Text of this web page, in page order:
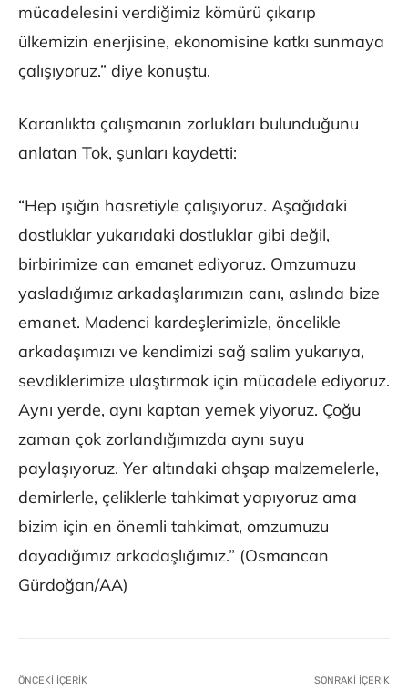
mücadelesini verdiğimiz kömürü çıkarıp
ülkemizin enerjisine, ekonomisine katkı sunmaya
çalışıyoruz.” diye konuştu.
Karanlıkta çalışmanın zorlukları bulunduğunu
anlatan Tok, şunları kaydetti:
“Hep ışığın hasretiyle çalışıyoruz. Aşağıdaki
dostluklar yukarıdaki dostluklar gibi değil,
birbirimize can emanet ediyoruz. Omzumuzu
yasladığımız arkadaşlarımızın canı, aslında bize
emanet. Madenci kardeşlerimizle, öncelikle
arkadaşımızı ve kendimizi sağ salim yukarıya,
sevdiklerimize ulaştırmak için mücadele ediyoruz.
Aynı yerde, aynı kaptan yemek yiyoruz. Çoğu
zaman çok zorlandığımızda aynı suyu
paylaşıyoruz. Yer altındaki ahşap malzemelerle,
demirlerle, çeliklerle tahkimat yapıyoruz ama
bizim için en önemli tahkimat, omzumuzu
dayadığımız arkadaşlığımız.” (Osmancan
Gürdoğan/AA)
ÖNCEKI İÇERIK SONRAKI İÇERIK